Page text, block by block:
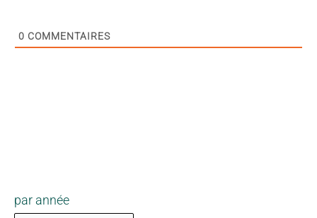
0 COMMENTAIRES
par année